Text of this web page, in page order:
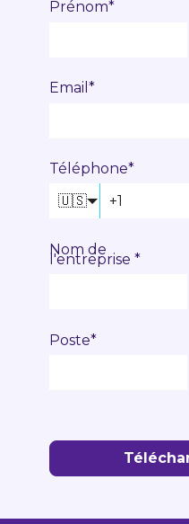
Prénom*
Email *
Téléphone*
🇺🇸
Nom de
l'entreprise *
Poste*